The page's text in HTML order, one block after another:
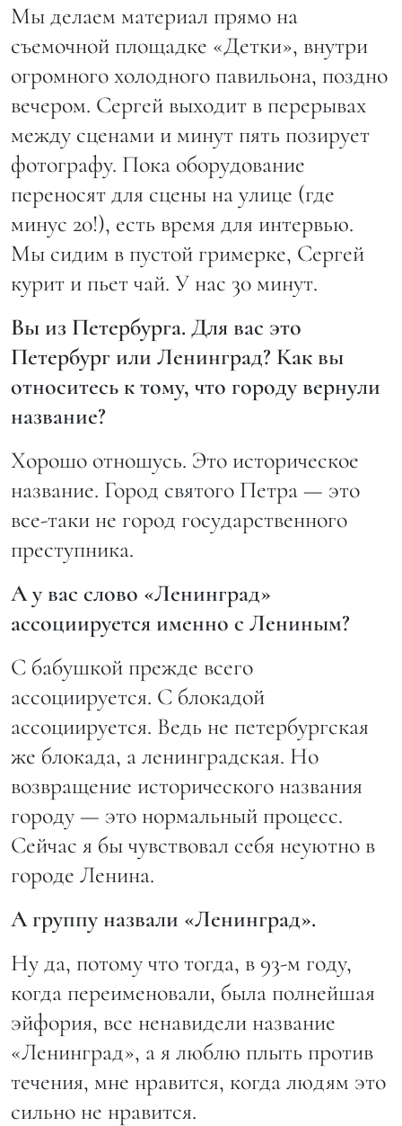
Мы делаем материал прямо на
съемочной площадке «Детки», внутри
огромного холодного павильона, поздно
вечером. Сергей выходит в перерывах
между сценами и минут пять позирует
фотографу. Пока оборудование
переносят для сцены на улице (где
минус 20!), есть время для интервью.
Мы сидим в пустой гримерке, Сергей
курит и пьет чай. У нас 30 минут.
Вы из Петербурга. Для вас это
Петербург или Ленинград? Как вы
относитесь к тому, что городу вернули
название?
Хорошо отношусь. Это историческое
название. Город cвятого Петра — это
все-таки не город государственного
преступника.
А у вас слово «Ленинград»
ассоциируется именно с Лениным?
С бабушкой прежде всего
ассоциируется. С блокадой
ассоциируется. Ведь не петербургская
же блокада, а ленинградская. Но
возвращение исторического названия
городу — это нормальный процесс.
Сейчас я бы чувствовал себя неуютно в
городе Ленина.
А группу назвали «Ленинград».
Ну да, потому что тогда, в 93-м году,
когда переименовали, была полнейшая
эйфория, все ненавидели название
«Ленинград», а я люблю плыть против
течения, мне нравится, когда людям это
сильно не нравится.